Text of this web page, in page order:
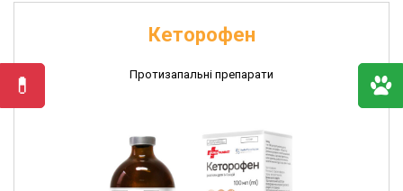
Кеторофен
Протизапальні препарати